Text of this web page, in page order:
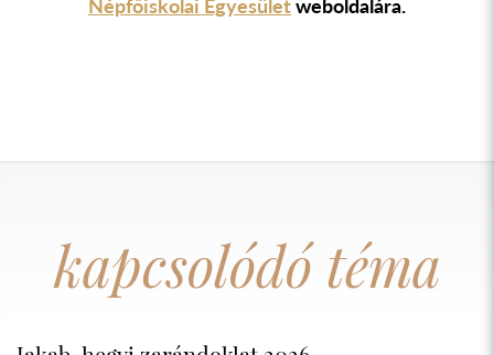
Népfőiskolai Egyesületweboldalára.
kapcsolódó téma